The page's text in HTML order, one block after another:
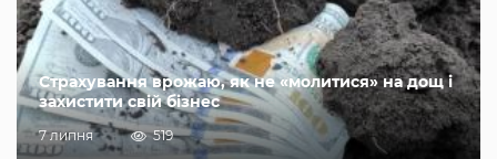
Страхування врожаю, як не «молитися» на дощ і
захистити свій бізнес
7 липня 519